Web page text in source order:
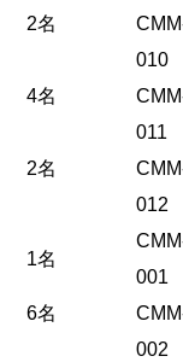
2名
010
4名
011
2名
012
1名
001
6名
002